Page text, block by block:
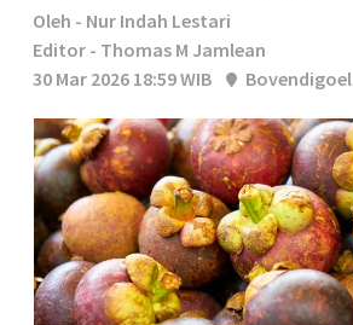
Oleh - Nur Indah Lestari
Editor - Thomas M Jamlean
30 Mar 2026 18:59 WIB
Bovendigoel